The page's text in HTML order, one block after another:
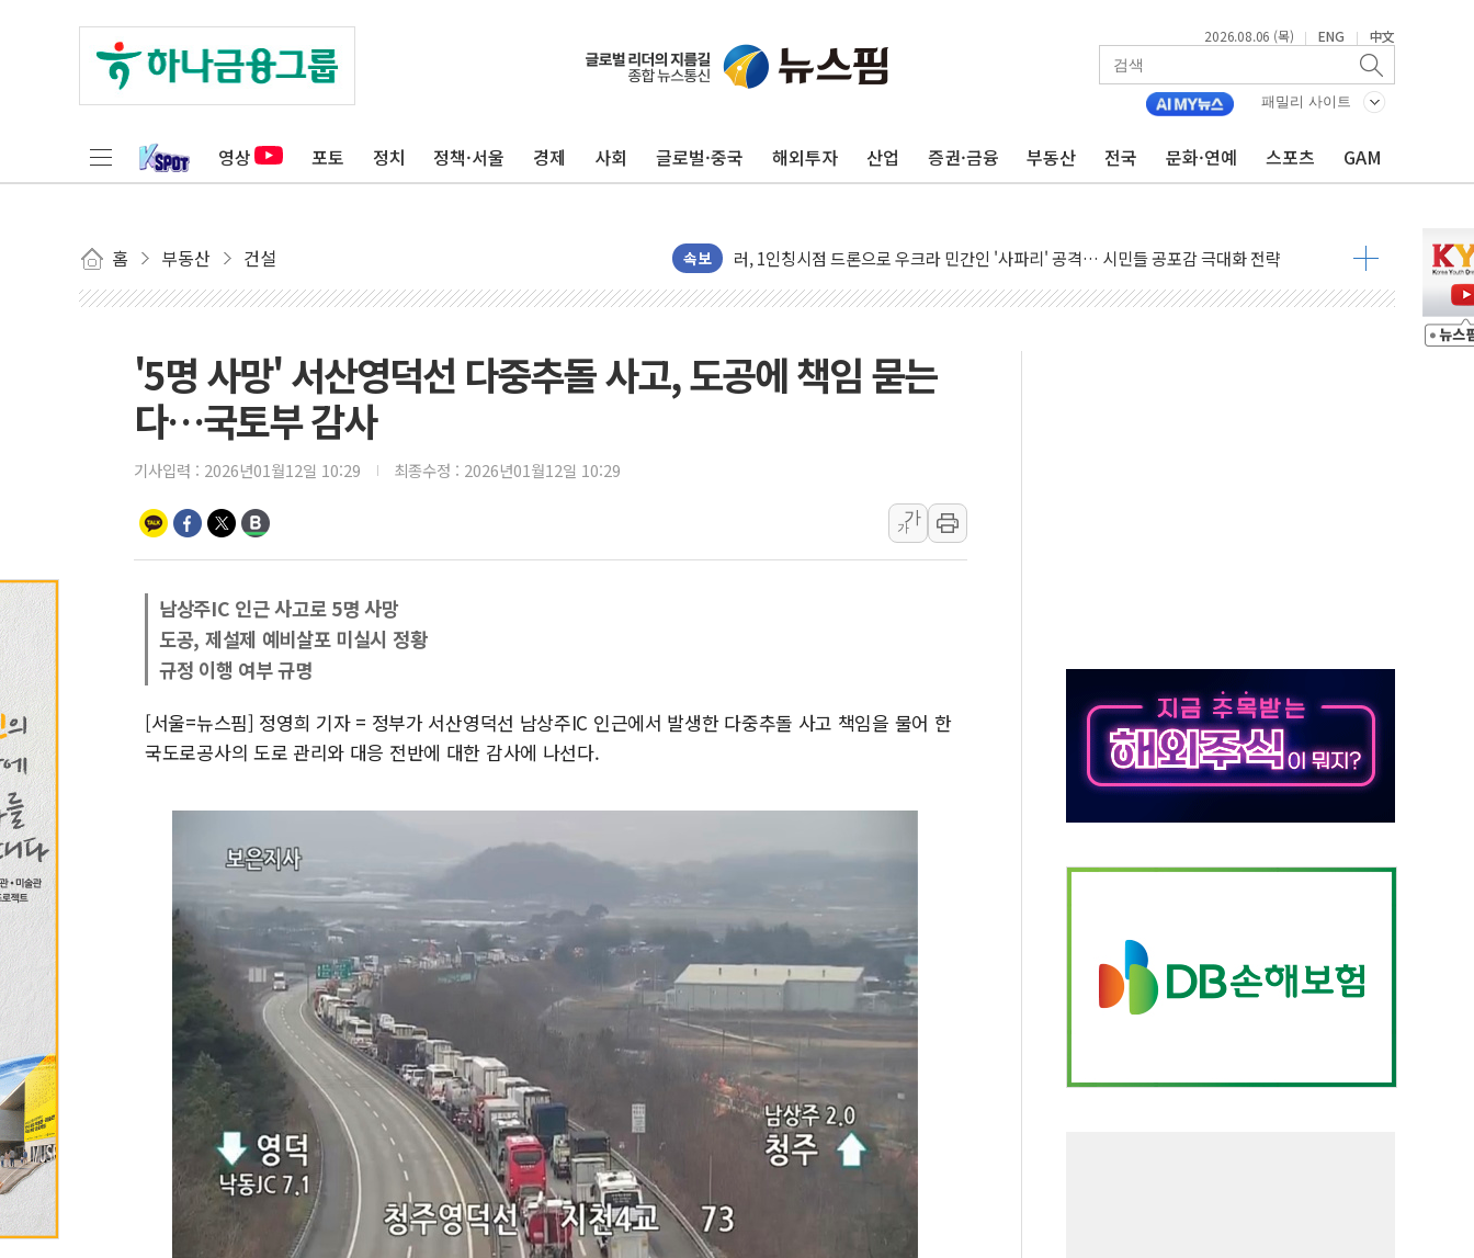
2026.08.06 (목) | ENG | 中文
패밀리 사이트
영상 포토 정치 정책·서울 경제 사회 글로벌·중국 해외투자 산업 증권·금융 부동산 전국 문화·연예 스포츠 GAM
홈 부동산 건설 속보
금값 7주 만에 최고…美 고용 둔화·호르무즈 재개방 기대에 강세
[인도증시] 중동 긴장 완화에 실적 호조까지, 상승...호실적 보고 기업 상승세 뚜렷
[베트남 증시] 지수 하락 속 'DGC' 임시 주총 기대감에 홀로 상한가…마진 잔액은 사상 최고
'월가의 황제' 다이먼 "금융시장 레버리지 위험수위…숨은 차입이 더 큰 변수"
김정관 산업부 장관 "주 52시간 손봐야, 경쟁상대 中과 비교해야"
해군 1함대 창설 80주년…지역과 함께하는 '선봉'의 대민 봉사
주한미군 "오산기지 누출, 백린 아닌 무해한 표면 부식 물질"
구미 폐염산처리업체서 불 2시간30여분만에 진화...외국인 노동자 숨져
강원·전라권 폭염중대경보 확대…온열질환자 2665명·사망 23명
빚투·레버리지 줄었지만, 반도체 두 종목에 코스피 '휘청'
'5명 사망' 서산영덕선 다중추돌 사고, 도공에 책임 묻는
다…국토부 감사
기사입력 : 2026년01월12일 10:29 최종수정 : 2026년01월12일 10:29
가
가
남상주IC 인근 사고로 5명 사망
도공, 제설제 예비살포 미실시 정황
규정 이행 여부 규명
[서울=뉴스핌] 정영희 기자 = 정부가 서산영덕선 남상주IC 인근에서 발생한 다중추돌 사고 책임을 물어 한
국도로공사의 도로 관리와 대응 전반에 대한 감사에 나선다.